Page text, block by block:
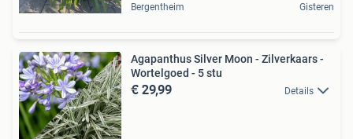
Bergentheim Gisteren
Agapanthus Silver Moon - Zilverkaars -
Wortelgoed - 5 stu
€ 29,99 Details